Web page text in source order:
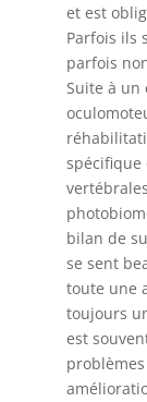
et est
Parfois ils
parfois
Suite à un
spécifique
bilan de
se sent
toute une
toujours
est